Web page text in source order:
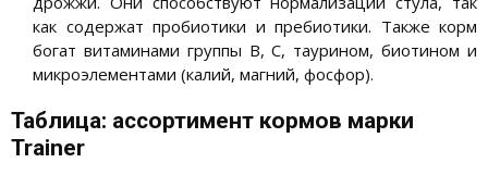
как содержат пробиотики и пребиотики. Также корм
богат витаминами группы B, C, таурином, биотином и
микроэлементами (калий, магний, фосфор).
Таблица: ассортимент кормов марки
Trainer